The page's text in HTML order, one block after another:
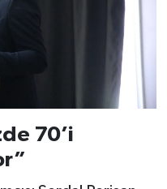
70’i